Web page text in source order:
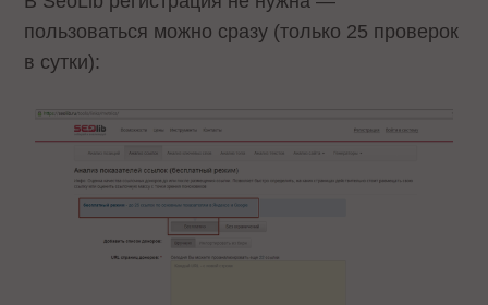
пользоваться можно сразу (только 25 проверок
в сутки):